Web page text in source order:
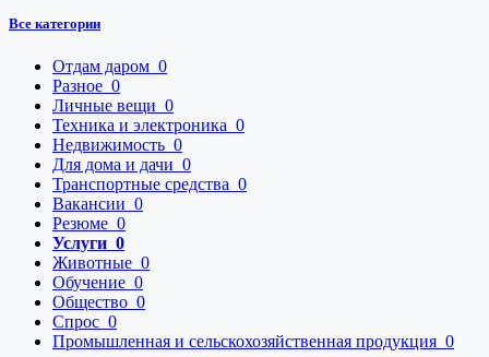
Все категории
Отдам даром 0
Разное 0
Личные вещи 0
Техника и электроника 0
Недвижимость 0
Для дома и дачи 0
Транспортные средства 0
Вакансии 0
Резюме 0
Услуги 0
Животные 0
Обучение 0
Общество 0
Спрос 0
Промышленная и сельскохозяйственная продукция 0